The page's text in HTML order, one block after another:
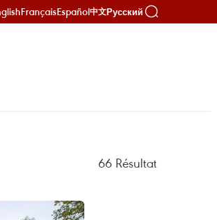
FrançaisEspañol中文Русский
66 Résultat